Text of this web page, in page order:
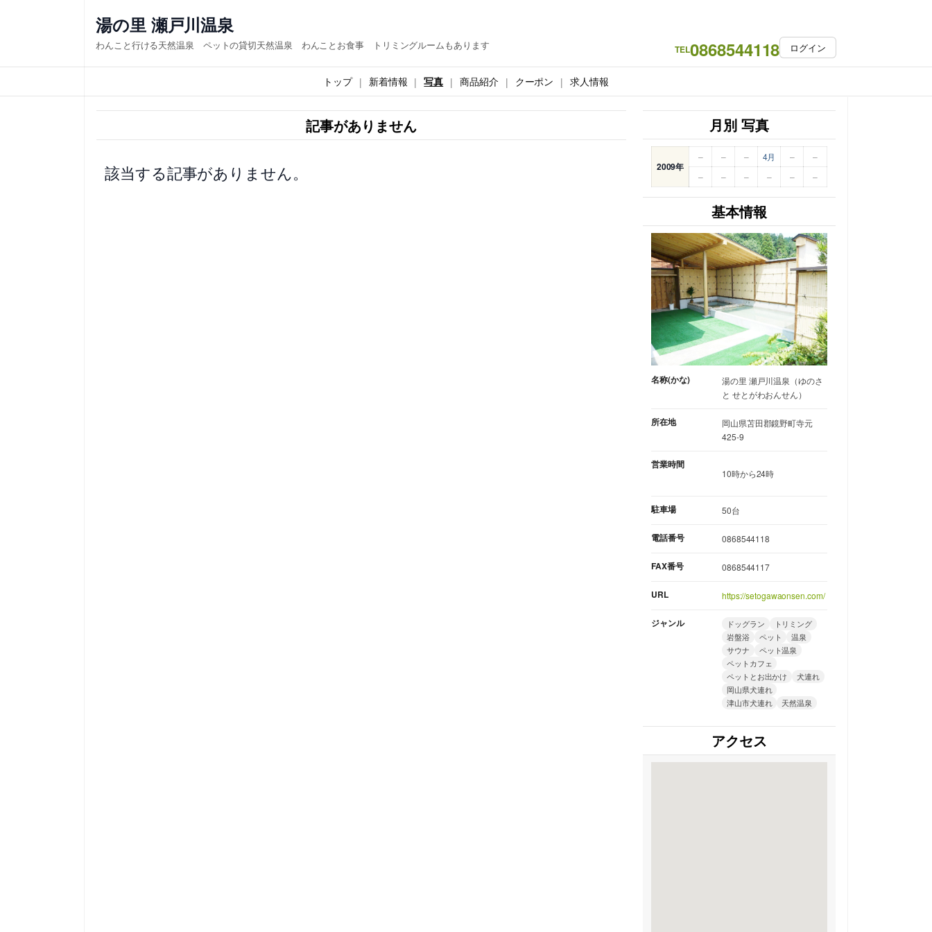
ス
キ
湯の里 瀬戸川温泉
わんこと行ける天然温泉 ペットの貸切天然温泉 わんことお食事 トリミングルームもあります TEL0868544118 ログイン
トップ 新着情報 写真 商品紹介 クーポン 求人情報
記事がありません
該当する記事がありません。
月別 写真
2009年
– – – 4月 –
–
–
– – – – –
基本情報
名称(かな)
湯の里 瀬戸川温泉（ゆのさ
と せとがわおんせん）
所在地
岡山県苫田郡鏡野町寺元
425-9
営業時間
10時から24時
駐車場 50台
電話番号 0868544118
FAX番号 0868544117
URL https://setogawaonsen.com/
ジャンル ドッグラン
トリミング
岩盤浴
ペット
温泉
サウナ
ペット温泉
ペットカフェ
ペットとお出かけ
犬連れ
岡山県犬連れ
津山市犬連れ
天然温泉
アクセス